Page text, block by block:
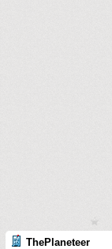
ThePlaneteer